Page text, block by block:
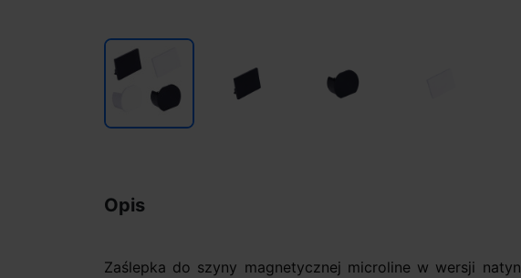
Opis
Zaślepka do szyny magnetycznej microline w wersji